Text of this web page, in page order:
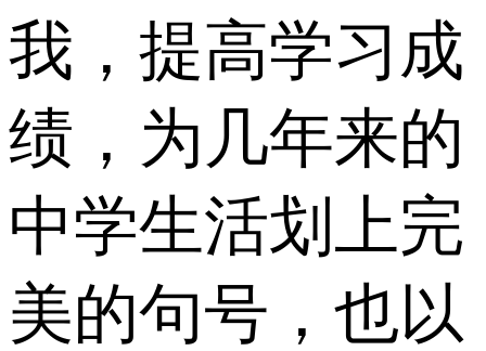
我，提高学习成
绩，为几年来的
中学生活划上完
美的句号，也以